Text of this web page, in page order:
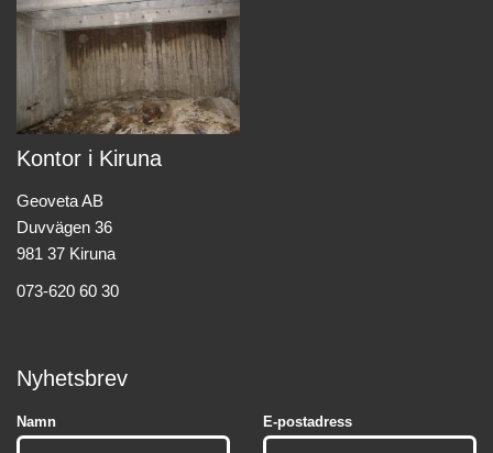
Kontor i Kiruna
Geoveta AB
Duvvägen 36
981 37 Kiruna
073-620 60 30
Nyhetsbrev
Namn E-postadress